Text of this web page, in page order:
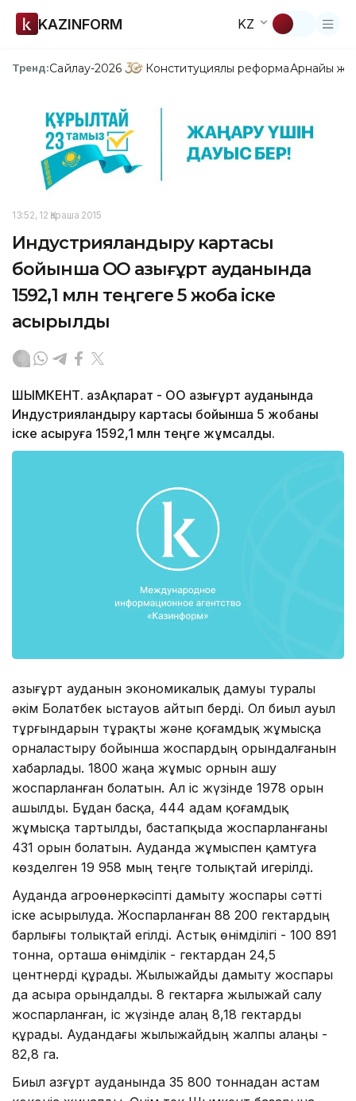
KAZINFORM KZ
Тренд:Сайлау-2026 Конституциялық реформаАрнайы
13:52, 12 Қараша 2015
Индустрияландыру картасы
бойынша ОҚО Қазығұрт ауданында
1592,1 млн теңгеге 5 жоба іске
асырылды
ШЫМКЕНТ. ҚазАқпарат - ОҚО Қазығұрт ауданында
Индустрияландыру картасы бойынша 5 жобаны
іске асыруға 1592,1 млн теңге жұмсалды.
Қазығұрт ауданын экономикалық дамуы туралы
әкім Болатбек Қыстауов айтып берді. Ол биыл ауыл
тұрғындарын тұрақты және қоғамдық жұмысқа
орналастыру бойынша жоспардың орындалғанын
хабарлады. 1800 жаңа жұмыс орнын ашу
жоспарланған болатын. Ал іс жүзінде 1978 орын
ашылды. Бұдан басқа, 444 адам қоғамдық
жұмысқа тартылды, бастапқыда жоспарланғаны
431 орын болатын. Ауданда жұмыспен қамтуға
көзделген 19 958 мың теңге толықтай игерілді.
Ауданда агроөнеркәсіпті дамыту жоспары сәтті
іске асырылуда. Жоспарланған 88 200 гектардың
барлығы толықтай егілді. Астық өнімділігі - 100 891
тонна, орташа өнімділік - гектардан 24,5
центнерді құрады. Жылыжайды дамыту жоспары
да асыра орындалды. 8 гектарға жылыжай салу
жоспарланған, іс жүзінде алаң 8,18 гектарды
құрады. Аудандағы жылыжайдың жалпы алаңы -
82,8 га.
Биыл Қазғұрт ауданында 35 800 тоннадан астам